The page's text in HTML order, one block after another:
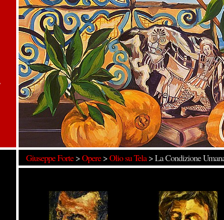
Giuseppe Forte>Opere>Olio su Tela>La Condizione